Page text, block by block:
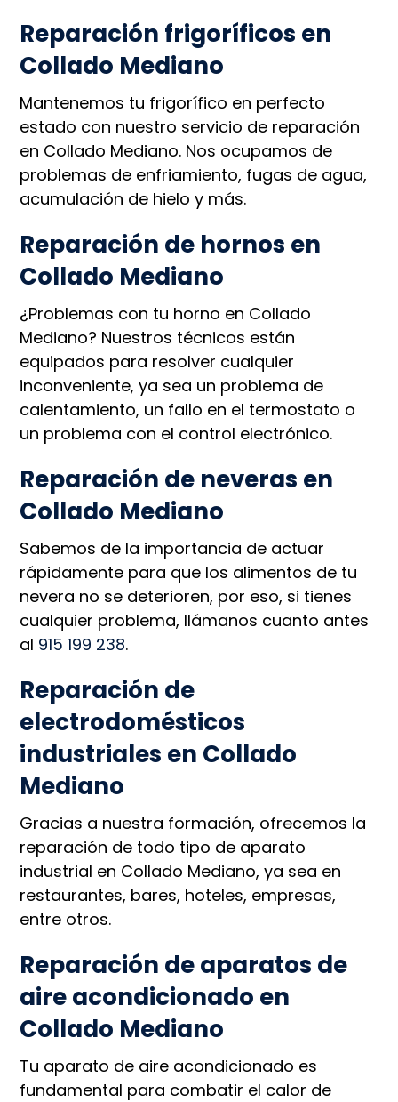
Reparación frigoríficos en
Collado Mediano
Mantenemos tu frigorífico en perfecto
estado con nuestro servicio de reparación
en Collado Mediano. Nos ocupamos de
problemas de enfriamiento, fugas de agua,
acumulación de hielo y más.
Reparación de hornos en
Collado Mediano
¿Problemas con tu horno en Collado
Mediano? Nuestros técnicos están
equipados para resolver cualquier
inconveniente, ya sea un problema de
calentamiento, un fallo en el termostato o
un problema con el control electrónico.
Reparación de neveras en
Collado Mediano
Sabemos de la importancia de actuar
rápidamente para que los alimentos de tu
nevera no se deterioren, por eso, si tienes
cualquier problema, llámanos cuanto antes
al 915 199 238.
Reparación de
electrodomésticos
industriales en Collado
Mediano
Gracias a nuestra formación, ofrecemos la
reparación de todo tipo de aparato
industrial en Collado Mediano, ya sea en
restaurantes, bares, hoteles, empresas,
entre otros.
Reparación de aparatos de
aire acondicionado en
Collado Mediano
Tu aparato de aire acondicionado es
fundamental para combatir el calor de